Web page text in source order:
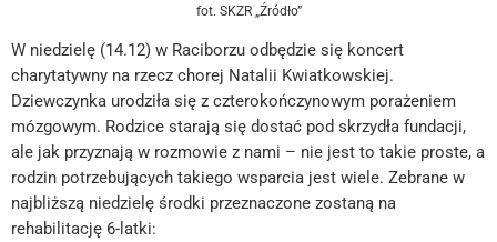
fot. SKZR „Źródło”
W niedzielę (14.12) w Raciborzu odbędzie się koncert
charytatywny na rzecz chorej Natalii Kwiatkowskiej.
Dziewczynka urodziła się z czterokończynowym porażeniem
mózgowym. Rodzice starają się dostać pod skrzydła fundacji,
ale jak przyznają w rozmowie z nami – nie jest to takie proste, a
rodzin potrzebujących takiego wsparcia jest wiele. Zebrane w
najbliższą niedzielę środki przeznaczone zostaną na
rehabilitację 6-latki: